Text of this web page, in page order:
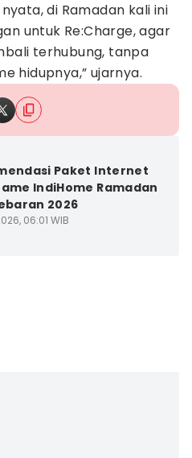
di Ramadan kali ini
untuk Re:Charge, agar
terhubung, tanpa
hidupnya,” ujarnya.
Paket Internet
IndiHome Ramadan
2026
06:01 WIB